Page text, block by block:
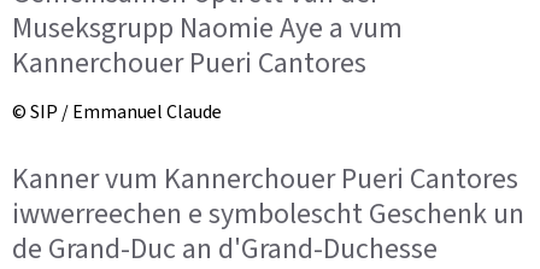
Museksgrupp Naomie Aye a vum
Kannerchouer Pueri Cantores
© SIP / Emmanuel Claude
Kanner vum Kannerchouer Pueri Cantores
iwwerreechen e symbolescht Geschenk un
de Grand-Duc an d'Grand-Duchesse